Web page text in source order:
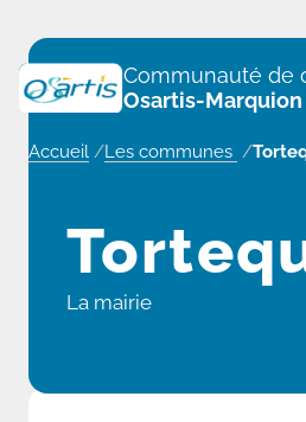
Communauté de
Osartis-Marquion
Accueil /Les communes /
La mairie